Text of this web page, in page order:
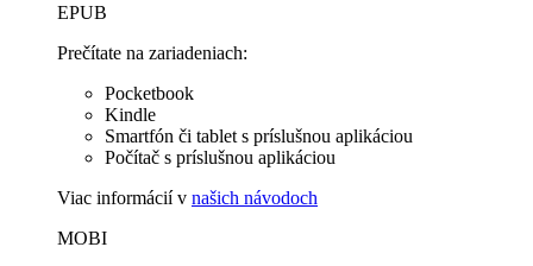
EPUB
Prečítate na zariadeniach:
Pocketbook
Kindle
Smartfón či tablet s príslušnou aplikáciou
Počítač s príslušnou aplikáciou
Viac informácií v našich návodoch
MOBI